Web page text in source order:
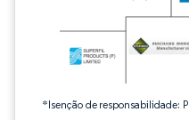
*Isenção de responsabilidade: